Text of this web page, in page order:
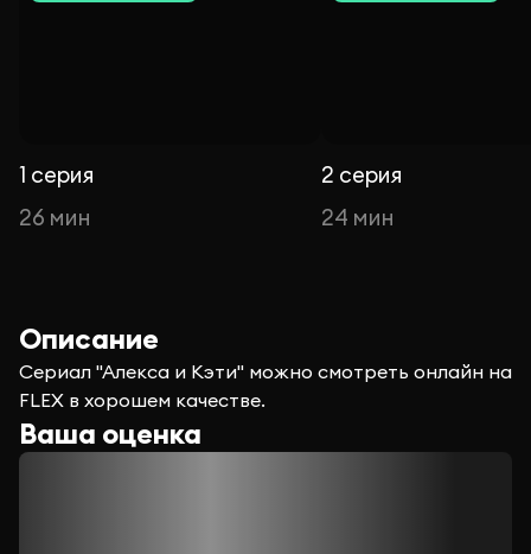
1 серия
26 мин
2 серия
24 мин
Описание
Сериал "Алекса и Кэти" можно смотреть онлайн на
FLEX в хорошем качестве.
Ваша оценка